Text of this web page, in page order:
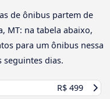
de ônibus partem de
MT: na tabela abaixo,
para um ônibus nessa
seguintes dias.
R$ 499